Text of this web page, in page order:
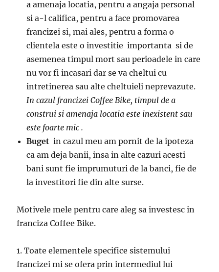
a amenaja locatia, pentru a angaja personal
si a-l califica, pentru a face promovarea
francizei si, mai ales, pentru a forma o
clientela este o investitie importanta si de
asemenea timpul mort sau perioadele in care
nu vor fi incasari dar se va cheltui cu
intretinerea sau alte cheltuieli neprevazute.
In cazul francizei Coffee Bike, timpul de a
construi si amenaja locatia este inexistent sau
este foarte mic .
Bugetin cazul meu am pornit de la ipoteza
ca am deja banii, insa in alte cazuri acesti
bani sunt fie imprumuturi de la banci, fie de
la investitori fie din alte surse.
Motivele mele pentru care aleg sa investesc in
franciza Coffee Bike.
1. Toate elementele specifice sistemului
francizei mi se ofera prin intermediul lui